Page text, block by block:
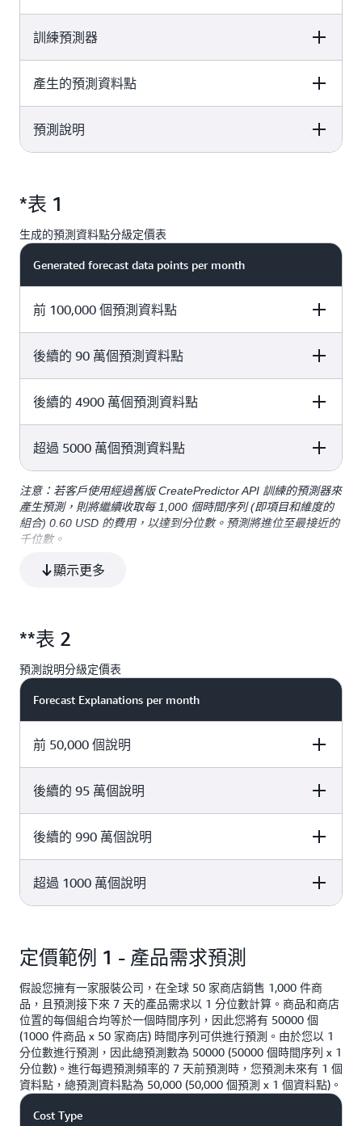
Pricing
每 GB 費用為
適用於匯入至 Amazon Forecast 的
訓練預測器
Pricing
適用於清理資料、並行訓練多個演
準確度指標、產生可解釋性影響分
使用的小時數將超過實際觀察的時
產生的預測資料點
Pricing
價表 1
預測說明
**參閱以下的分級
點乘以屬性數目 (例如價格或假
數。每個可解釋性工作的限制為
*表 1
生成的預測資料點分級定價表
Generated forecast data points per month
前 100,000 個預測資料點
Price per 1000 forecast data points
2.00 USD
後續的 90 萬個預測資料點
Price per 1000 forecast data points
0.80 USD
後續的 4900 萬個預測資料點
Price per 1000 forecast data points
0.20 USD
超過 5000 萬個預測資料點
Price per 1000 forecast data points
0.02 USD
注意：若客戶使用經過舊版 CreatePredictor API 訓練的預測器來
產生預測，則將繼續收取每 1,000 個時間序列 (即項目和維度的
組合) 0.60 USD 的費用，以達到分位數。預測將進位至最接近的
千位數。
顯示更多
**表 2
預測說明分級定價表
Forecast Explanations per month
前 50,000 個說明
Price per 1000 explanations
2.00 USD
後續的 95 萬個說明
Price per 1000 explanations
0.80 USD
後續的 990 萬個說明
Price per 1000 explanations
超過 1000 萬個說明
0.15 USD
定價範例 1 - 產品需求預測
假設您擁有一家服裝公司，在全球 50 家商店銷售 1,000 件商
品，且預測接下來 7 天的產品需求以 1 分位數計算。商品和商店
位置的每個組合均等於一個時間序列，因此您將有 50000 個
(1000 件商品 x 50 家商店) 時間序列可供進行預測。由於您以 1
分位數進行預測，因此總預測數為 50000 (50000 個時間序列 x 1
分位數)。進行每週預測頻率的 7 天前預測時，您預測未來有 1 個
資料點，總預測資料點為 50,000 (50,000 個預測 x 1 個資料點)。
Cost Type